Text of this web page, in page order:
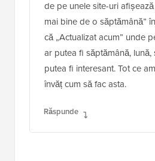
de pe unele site-uri
mai bine de o săptămână”
că „Actualizat acum” unde
ar putea fi săptămână, lună,
putea fi interesant. Tot ce
învăț cum să fac asta.
Răspunde